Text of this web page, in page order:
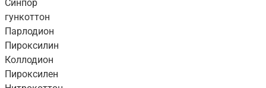
Синпор
гункоттон
Парлодион
Пироксилин
Коллодион
Пироксилен